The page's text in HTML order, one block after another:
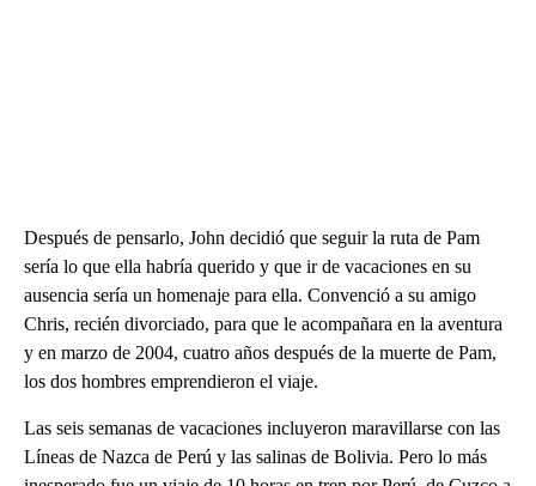
Después de pensarlo, John decidió que seguir la ruta de Pam
sería lo que ella habría querido y que ir de vacaciones en su
ausencia sería un homenaje para ella. Convenció a su amigo
Chris, recién divorciado, para que le acompañara en la aventura
y en marzo de 2004, cuatro años después de la muerte de Pam,
los dos hombres emprendieron el viaje.
Las seis semanas de vacaciones incluyeron maravillarse con las
Líneas de Nazca de Perú y las salinas de Bolivia. Pero lo más